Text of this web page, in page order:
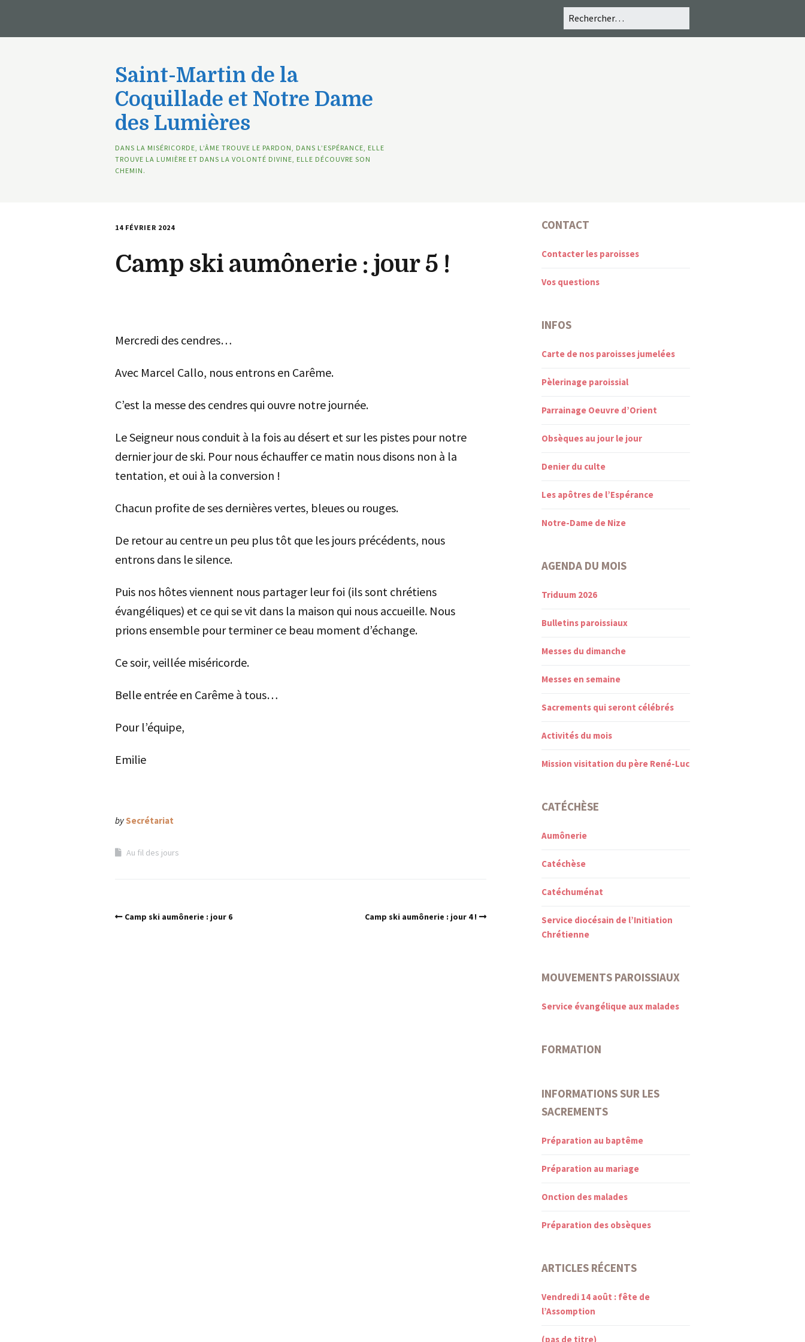
Saint-Martin de la
Coquillade et Notre Dame
des Lumières
DANS LA MISÉRICORDE, L’ÂME TROUVE LE PARDON, DANS L’ESPÉRANCE, ELLE
TROUVE LA LUMIÈRE ET DANS LA VOLONTÉ DIVINE, ELLE DÉCOUVRE SON
CHEMIN.
14 FÉVRIER 2024
Camp ski aumônerie : jour 5 !
Mercredi des cendres…
Avec Marcel Callo, nous entrons en Carême.
C’est la messe des cendres qui ouvre notre journée.
Le Seigneur nous conduit à la fois au désert et sur les pistes pour notre
dernier jour de ski. Pour nous échauffer ce matin nous disons non à la
tentation, et oui à la conversion !
Chacun profite de ses dernières vertes, bleues ou rouges.
De retour au centre un peu plus tôt que les jours précédents, nous
entrons dans le silence.
Puis nos hôtes viennent nous partager leur foi (ils sont chrétiens
évangéliques) et ce qui se vit dans la maison qui nous accueille. Nous
prions ensemble pour terminer ce beau moment d’échange.
Ce soir, veillée miséricorde.
Belle entrée en Carême à tous…
Pour l’équipe,
Emilie
bySecrétariat
Au fil des jours
Camp ski aumônerie : jour 6 Camp ski aumônerie : jour 4 !
CONTACT
Contacter les paroisses
Vos questions
INFOS
Carte de nos paroisses jumelées
Pèlerinage paroissial
Parrainage Oeuvre d’Orient
Obsèques au jour le jour
Denier du culte
Les apôtres de l’Espérance
Notre-Dame de Nize
AGENDA DU MOIS
Triduum 2026
Bulletins paroissiaux
Messes du dimanche
Messes en semaine
Sacrements qui seront célébrés
Activités du mois
Mission visitation du père René-Luc
CATÉCHÈSE
Aumônerie
Catéchèse
Catéchuménat
Service diocésain de l’Initiation
Chrétienne
MOUVEMENTS PAROISSIAUX
Service évangélique aux malades
FORMATION
INFORMATIONS SUR LES
SACREMENTS
Préparation au baptême
Préparation au mariage
Onction des malades
Préparation des obsèques
ARTICLES RÉCENTS
Vendredi 14 août : fête de
l’Assomption
(pas de titre)